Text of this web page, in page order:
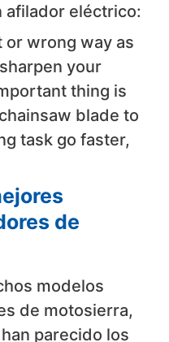
afilador eléctrico:
or wrong way as
your
thing is
blade to
task go faster,
de
modelos
de motosierra,
parecido los